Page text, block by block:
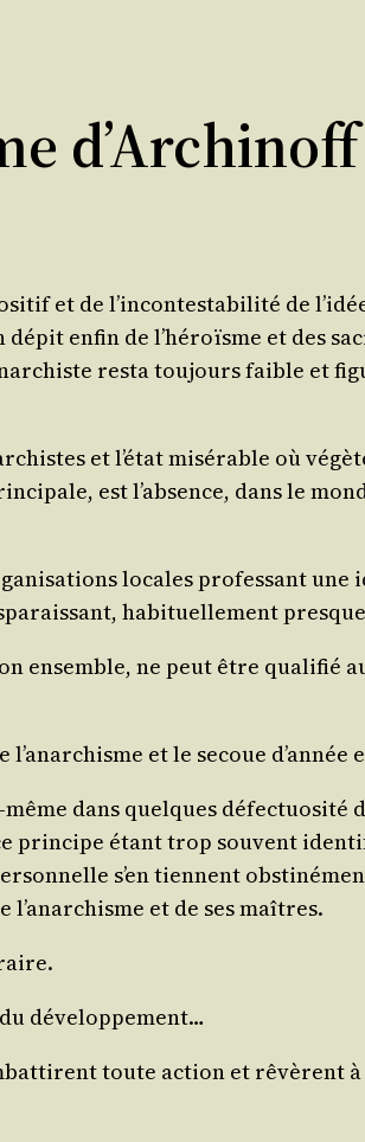
d’Archinoff
et de l’in­con­tes­ta­bi­li­té de
enfin de l’hé­roïsme et des
res­ta tou­jours faible et
et l’é­tat misé­rable où
est l’ab­sence, dans le
locales pro­fes­sant
habi­tuel­le­ment
ensemble, ne peut être qua­li­fié
et le secoue d’an­née
dans quelques défec­tuo­si­té
étant trop sou­vent
s’en tiennent
et de ses maîtres.
du développement…
toute action et rêvèrent